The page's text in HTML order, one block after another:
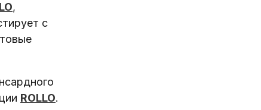
,
с
ROLLO.